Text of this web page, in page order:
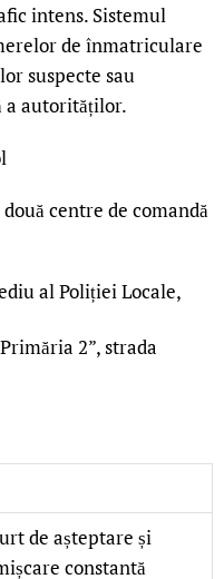
intens. Sistemul
de înmatriculare
suspecte sau
a autorităților.
centre de comandă
al Poliției Locale,
2”, strada
de așteptare și
constantă